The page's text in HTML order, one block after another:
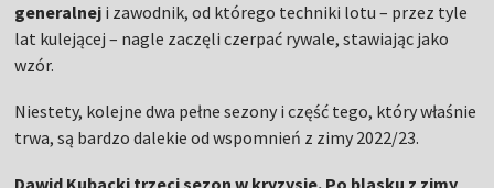
generalnej i zawodnik, od którego techniki lotu – przez tyle
lat kulejącej – nagle zaczęli czerpać rywale, stawiając jako
wzór.
Niestety, kolejne dwa pełne sezony i część tego, który właśnie
trwa, są bardzo dalekie od wspomnień z zimy 2022/23.